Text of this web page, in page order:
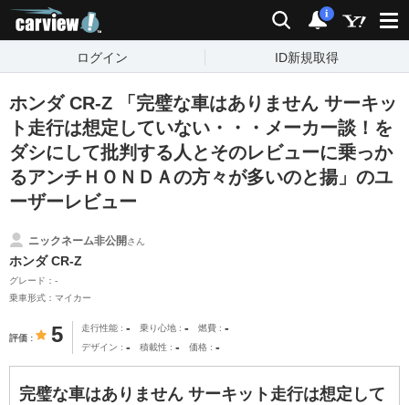
検索 通知
i
ログイン ID新規取得
ホンダ CR-Z 「完璧な車はありません サーキッ
ト走行は想定していない・・・メーカー談！を
ダシにして批判する人とそのレビューに乗っか
るアンチＨＯＮＤＡの方々が多いのと揚」のユ
ーザーレビュー
ニックネーム非公開さん
ホンダ CR-Z
グレード：-
乗車形式：マイカー
評価 5 走行性能 - 乗り心地 - 燃費 -
デザイン - 積載性 - 価格 -
完璧な車はありません サーキット走行は想定して